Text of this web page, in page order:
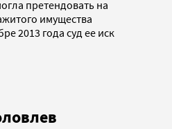
претендовать на
имущества
2013 года суд ее иск